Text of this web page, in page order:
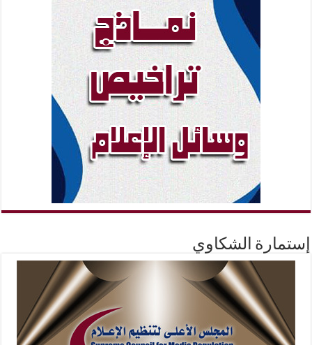
إستمارة الشكاوي